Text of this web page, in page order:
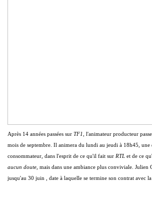
Après 14 années passées sur TF1
, l'animateur producteur
mois de septembre. Il animera du lundi au jeudi à 18h45, une
consommateur, dans l'esprit de ce qu'il fait sur RTL et de ce
aucun doute, mais dans une ambiance plus conviviale. Julien
jusqu'au 30 juin , date à laquelle se termine son contrat avec la